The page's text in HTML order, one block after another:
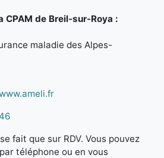
CPAM de Breil-sur-Roya :
maladie des Alpes-
fait que sur RDV. Vous pouvez
téléphone ou en vous